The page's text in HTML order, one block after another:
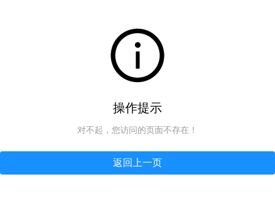
操作提示
对不起，您访问的页面不存在！
返回上一页